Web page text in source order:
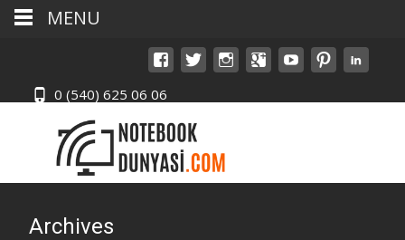
0 (540) 625 06 06
Archives
MENU